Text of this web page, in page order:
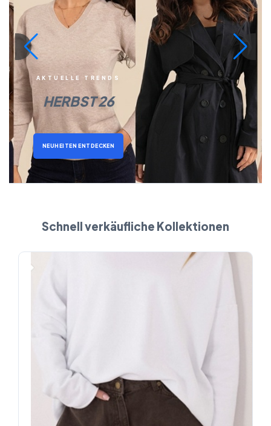
AKTUELLE TRENDS
HERBST 26
NEUHEITEN ENTDECKEN
Schnell verkäufliche Kollektionen